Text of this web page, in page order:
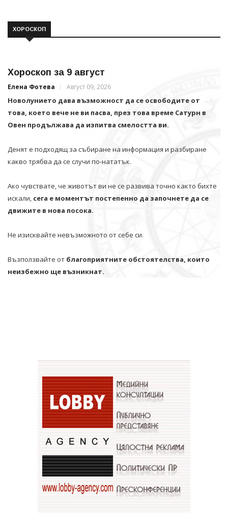
ХОРОСКОП
Хороскоп за 9 август
Елена Фотева Август 09, 2026
Новолунието дава възможност да се освободите от
това, което вече не ви пасва, през това време Сатурн в
Овен продължава да изпитва смелостта ви.
Денят е подходящ за събиране на информация и разбиране
какво трябва да се случи по-нататък.
Ако чувствате, че животът ви не се развива точно както бихте
искали, сега е моментът постепенно да започнете да се
движите в нова посока.
Не изисквайте невъзможното от себе си.
Възползвайте от благоприятните обстоятелства, които
неизбежно ще възникнат.